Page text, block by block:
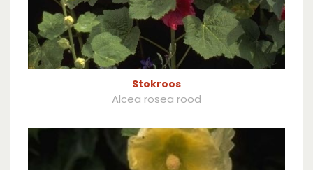
Stokroos
Alcea rosea rood